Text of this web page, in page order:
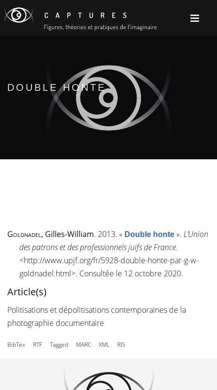
DOUBLE HONTE
Goldnadel, Gilles-William. 2013. « Double honte ». L’Union
des patrons et des professionnels juifs de France.
<http://www.upjf.org/fr/5928-double-honte-par-g-w-
goldnadel.html>. Consultée le 12 octobre 2020.
Article(s)
Politisations et dépolitisations contemporaines de la
photographie documentaire
BibTex RTF Tagged MARC XML RIS